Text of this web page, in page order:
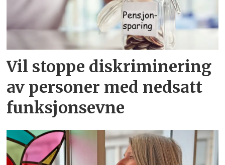
Vil stoppe diskriminering
av personer med nedsatt
funksjonsevne